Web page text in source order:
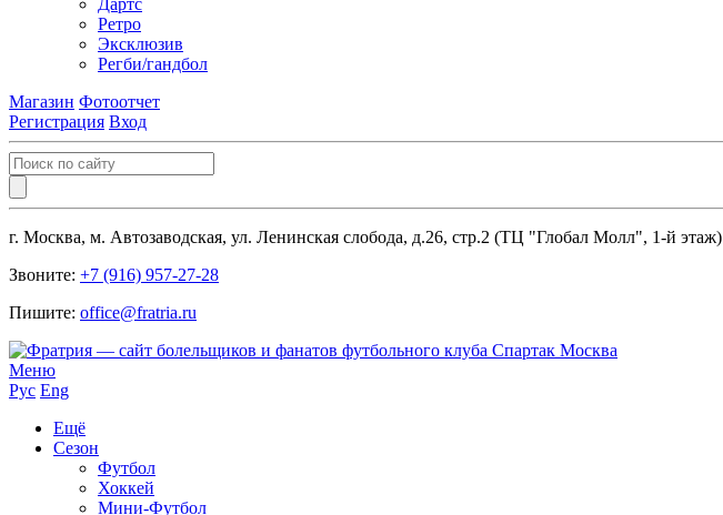
Дартс
Ретро
Эксклюзив
Регби/гандбол
Магазин Фотоотчет
Регистрация Вход
г. Москва, м. Автозаводская, ул. Ленинская слобода, д.26, стр.2 (ТЦ "Глобал Молл", 1-й этаж)
Звоните: +7 (916) 957-27-28
Пишите: office@fratria.ru
Меню
Рус Eng
Ещё
Сезон
Футбол
Хоккей
Мини-Футбол